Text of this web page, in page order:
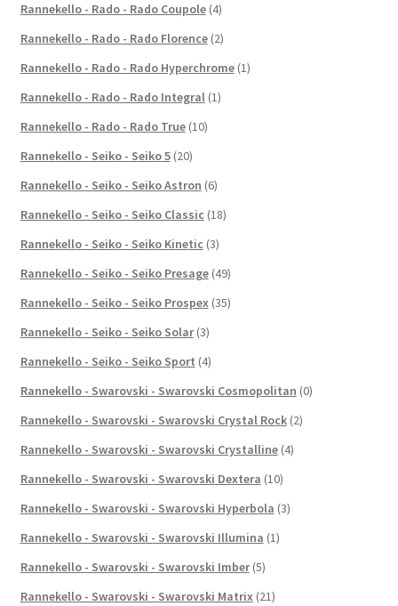
Rannekello - Rado - Rado Coupole (4)
Rannekello - Rado - Rado Florence (2)
Rannekello - Rado - Rado Hyperchrome (1)
Rannekello - Rado - Rado Integral (1)
Rannekello - Rado - Rado True (10)
Rannekello - Seiko - Seiko 5 (20)
Rannekello - Seiko - Seiko Astron (6)
Rannekello - Seiko - Seiko Classic (18)
Rannekello - Seiko - Seiko Kinetic (3)
Rannekello - Seiko - Seiko Presage (49)
Rannekello - Seiko - Seiko Prospex (35)
Rannekello - Seiko - Seiko Solar (3)
Rannekello - Seiko - Seiko Sport (4)
Rannekello - Swarovski - Swarovski Cosmopolitan (0)
Rannekello - Swarovski - Swarovski Crystal Rock (2)
Rannekello - Swarovski - Swarovski Crystalline (4)
Rannekello - Swarovski - Swarovski Dextera (10)
Rannekello - Swarovski - Swarovski Hyperbola (3)
Rannekello - Swarovski - Swarovski Illumina (1)
Rannekello - Swarovski - Swarovski Imber (5)
Rannekello - Swarovski - Swarovski Matrix (21)